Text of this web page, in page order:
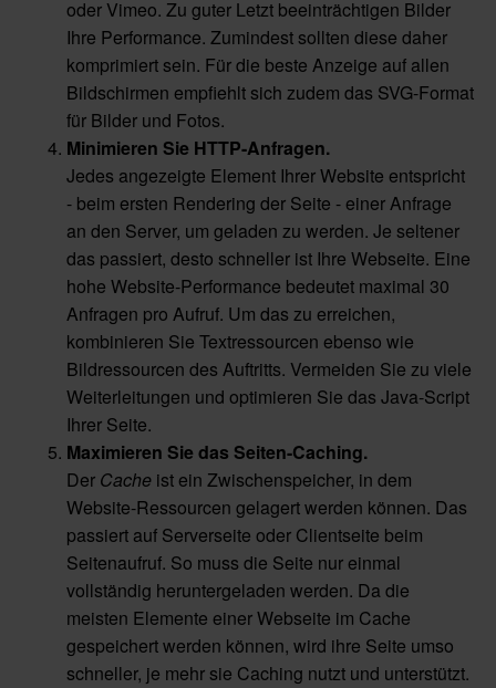
oder Vimeo. Zu guter Letzt beeinträchtigen Bilder
Ihre Performance. Zumindest sollten diese daher
komprimiert sein. Für die beste Anzeige auf allen
Bildschirmen empfiehlt sich zudem das SVG-Format
für Bilder und Fotos.
Minimieren Sie HTTP-Anfragen.
Jedes angezeigte Element Ihrer Website entspricht
- beim ersten Rendering der Seite - einer Anfrage
an den Server, um geladen zu werden. Je seltener
das passiert, desto schneller ist Ihre Webseite. Eine
hohe Website-Performance bedeutet maximal 30
Anfragen pro Aufruf. Um das zu erreichen,
kombinieren Sie Textressourcen ebenso wie
Bildressourcen des Auftritts. Vermeiden Sie zu viele
Weiterleitungen und optimieren Sie das Java-Script
Ihrer Seite.
Maximieren Sie das Seiten-Caching.
Der Cache ist ein Zwischenspeicher, in dem
Website-Ressourcen gelagert werden können. Das
passiert auf Serverseite oder Clientseite beim
Seitenaufruf. So muss die Seite nur einmal
vollständig heruntergeladen werden. Da die
meisten Elemente einer Webseite im Cache
gespeichert werden können, wird ihre Seite umso
schneller, je mehr sie Caching nutzt und unterstützt.